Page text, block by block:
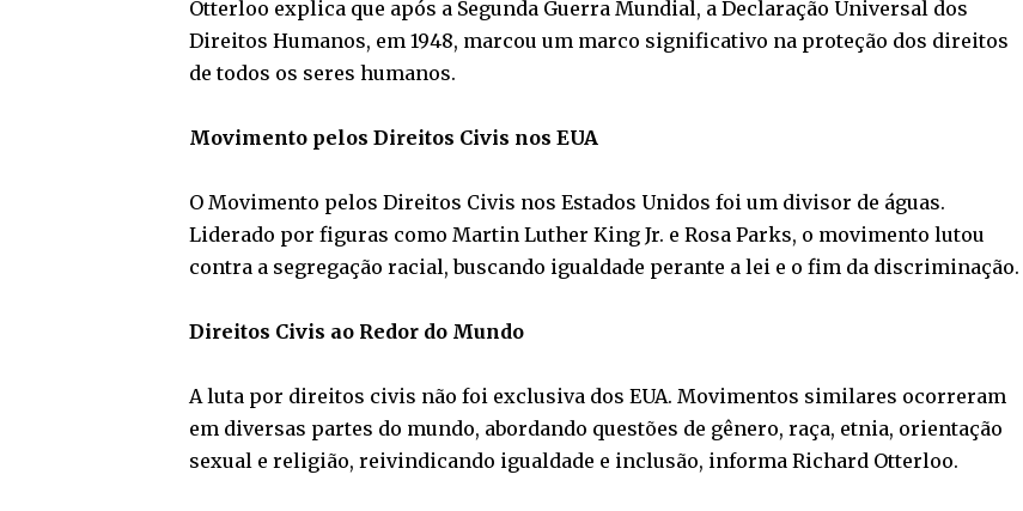
Otterloo explica que após a Segunda Guerra Mundial, a Declaração Universal dos
Direitos Humanos, em 1948, marcou um marco significativo na proteção dos direitos
de todos os seres humanos.
Movimento pelos Direitos Civis nos EUA
O Movimento pelos Direitos Civis nos Estados Unidos foi um divisor de águas.
Liderado por figuras como Martin Luther King Jr. e Rosa Parks, o movimento lutou
contra a segregação racial, buscando igualdade perante a lei e o fim da discriminação.
Direitos Civis ao Redor do Mundo
A luta por direitos civis não foi exclusiva dos EUA. Movimentos similares ocorreram
em diversas partes do mundo, abordando questões de gênero, raça, etnia, orientação
sexual e religião, reivindicando igualdade e inclusão, informa Richard Otterloo.